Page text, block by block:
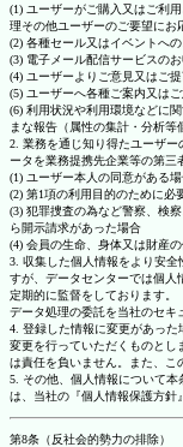
(1) ユーザーがご購入又はご利
理その他ユーザーのご要望にお
(2) 各種セール又はイベントへ
(3) 電子メール配信サービスの
(4) ユーザーよりご意見又はご
(5) ユーザーへ各種ご案内又は
(6) 利用状況や利用環境などに
まな報告（属性の集計・分析
2. 業務を通じ知り得たユーザ
ータを業務提携先企業等の第三
(1) ユーザー本人の同意がある
(2) 第1項の利用目的のために必
(3) 犯罪捜査の為など警察、検
ら開示請求があった場合
(4) 会員の生命、身体又は財産
3. 収集した個人情報をより安
すが、データセンターでは個人
定期的に監督をしております。
データ処理の委託を当社のセキ
4. 登録した情報に変更があっ
変更を行っていただくものとし
は責任を負いません。また、こ
5. その他、個人情報について
は、当社の『個人情報保護方針
第8条（反社会的勢力の排除）